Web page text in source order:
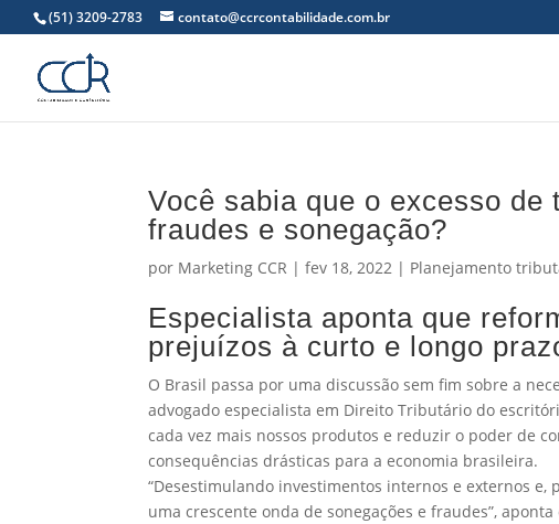
(51) 3209-2783 contato@ccrcontabilidade.com.br
Você sabia que o excesso
fraudes e sonegação?
por Marketing CCR |fev 18, 2022 | Planejamento
Especialista aponta que
prejuízos à curto e longo
O Brasil passa por uma discussão sem fim sobre a
advogado especialista em Direito Tributário do
cada vez mais nossos produtos e reduzir o poder de
consequências drásticas para a economia brasileira.
“Desestimulando investimentos internos e externos
uma crescente onda de sonegações e fraudes”,